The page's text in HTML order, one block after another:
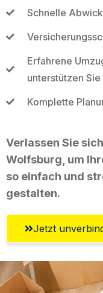
Schnelle
Erfahrene
unterstützen Sie
Komplette
Verlassen Sie
Wolfsburg, um
so einfach und
gestalten.
Jetzt